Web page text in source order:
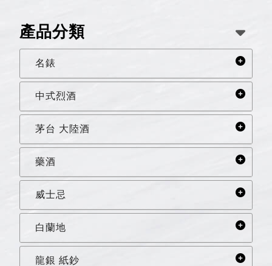
產品分類
名錶
中式烈酒
茅台 大陸酒
藥酒
威士忌
白蘭地
龍銀 紙鈔